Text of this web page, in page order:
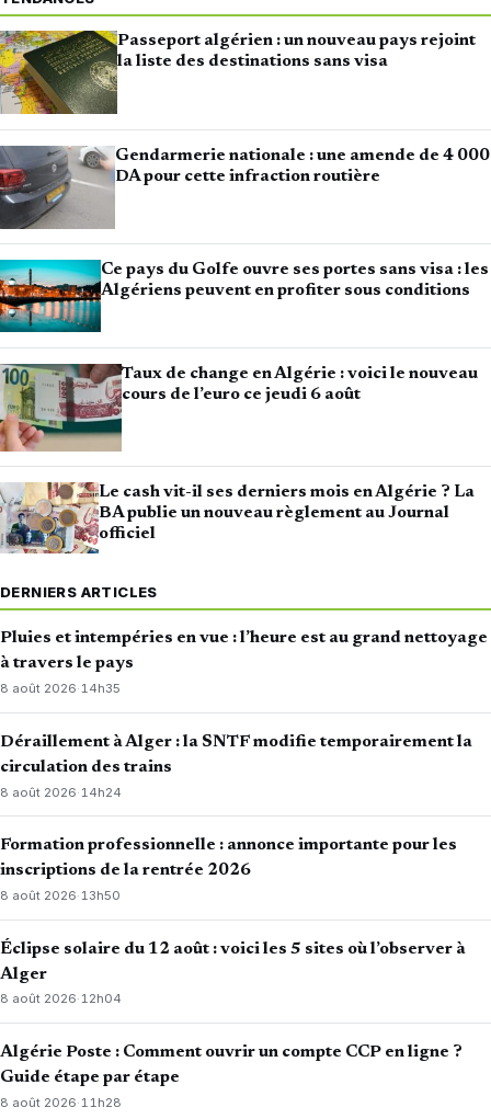
Passeport algérien : un nouveau pays rejoint
la liste des destinations sans visa
Gendarmerie nationale : une amende de 4 000
DA pour cette infraction routière
Ce pays du Golfe ouvre ses portes sans visa : les
Algériens peuvent en profiter sous conditions
Taux de change en Algérie : voici le nouveau
cours de l’euro ce jeudi 6 août
Le cash vit-il ses derniers mois en Algérie ? La
BA publie un nouveau règlement au Journal
officiel
DERNIERS ARTICLES
Pluies et intempéries en vue : l’heure est au grand nettoyage
à travers le pays
8 août 2026·14h35
Déraillement à Alger : la SNTF modifie temporairement la
circulation des trains
8 août 2026· 14h24
Formation professionnelle : annonce importante pour les
inscriptions de la rentrée 2026
8 août 2026·13h50
Éclipse solaire du 12 août : voici les 5 sites où l’observer à
Alger
8 août 2026·12h04
Algérie Poste : Comment ouvrir un compte CCP en ligne ?
Guide étape par étape
8 août 2026·11h28